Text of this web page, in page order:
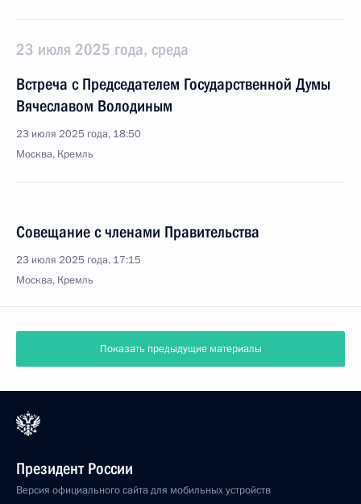
23 июля 2025 года, среда
Встреча с Председателем Государственной Думы
Вячеславом Володиным
23 июля 2025 года, 18:50
Москва, Кремль
Совещание с членами Правительства
23 июля 2025 года, 17:15
Москва, Кремль
Показать предыдущие материалы
Президент России
Версия официального сайта для мобильных устройств